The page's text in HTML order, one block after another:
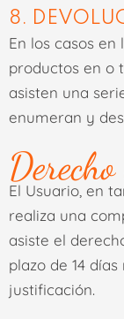
8.
En los casos
productos en o
asisten una
enumeran y
El Usuario, en
realiza una
asiste el
plazo de 14
justificación.